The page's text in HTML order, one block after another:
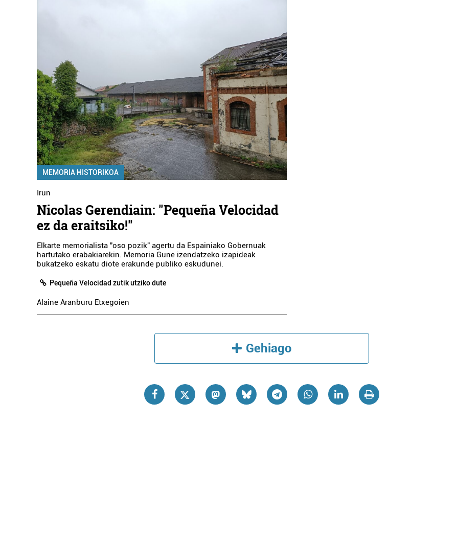
MEMORIA HISTORIKOA
Irun
Nicolas Gerendiain: "Pequeña Velocidad
ez da eraitsiko!"
Elkarte memorialista "oso pozik" agertu da Espainiako Gobernuak
hartutako erabakiarekin. Memoria Gune izendatzeko izapideak
bukatzeko eskatu diote erakunde publiko eskudunei.
Pequeña Velocidad zutik utziko dute
Alaine Aranburu Etxegoien
Gehiago